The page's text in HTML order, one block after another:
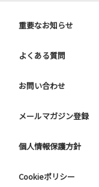
重要なお知らせ
よくある質問
お問い合わせ
メールマガジン登録
個人情報保護方針
Cookieポリシー